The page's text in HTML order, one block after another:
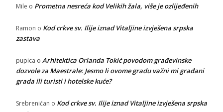
Mile o Prometna nesreća kod Velikih žala, više je ozlijeđenih
Ramon o Kod crkve sv. Ilije iznad Vitaljine izvješena srpska
zastava
pupica o Arhitektica Orlanda Tokić povodom građevinske
dozvole za Maestrale: Jesmo li ovome gradu važni mi građani
grada ili turisti i hotelske kuće?
Srebrenićan o Kod crkve sv. Ilije iznad Vitaljine izvješena srpska